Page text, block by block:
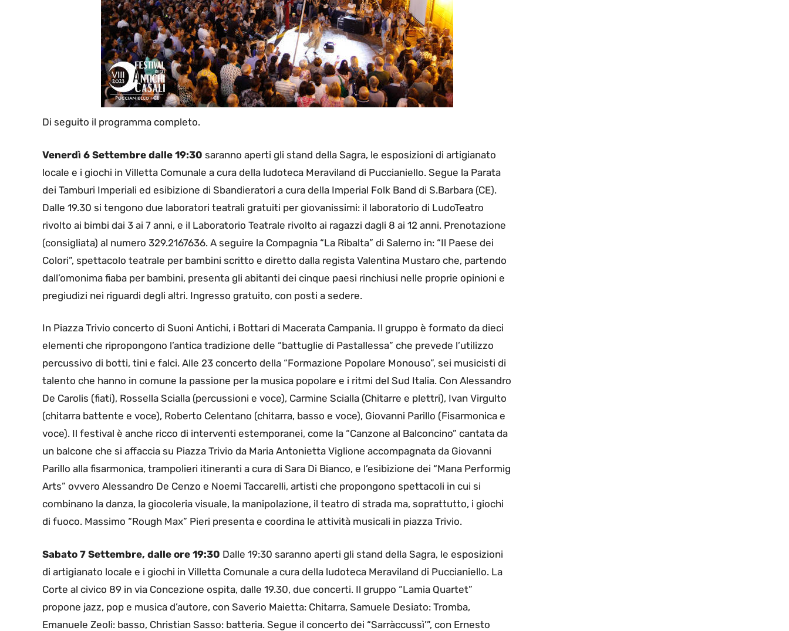
Di seguito il programma completo.
Venerdì 6 Settembre dalle 19:30 saranno aperti gli stand della Sagra, le esposizioni di artigianato
locale e i giochi in Villetta Comunale a cura della ludoteca Meraviland di Puccianiello. Segue la Parata
dei Tamburi Imperiali ed esibizione di Sbandieratori a cura della Imperial Folk Band di S.Barbara (CE).
Dalle 19.30 si tengono due laboratori teatrali gratuiti per giovanissimi: il laboratorio di LudoTeatro
rivolto ai bimbi dai 3 ai 7 anni, e il Laboratorio Teatrale rivolto ai ragazzi dagli 8 ai 12 anni. Prenotazione
(consigliata) al numero 329.2167636. A seguire la Compagnia “La Ribalta” di Salerno in: “Il Paese dei
Colori”, spettacolo teatrale per bambini scritto e diretto dalla regista Valentina Mustaro che, partendo
dall’omonima fiaba per bambini, presenta gli abitanti dei cinque paesi rinchiusi nelle proprie opinioni e
pregiudizi nei riguardi degli altri. Ingresso gratuito, con posti a sedere.
In Piazza Trivio concerto di Suoni Antichi, i Bottari di Macerata Campania. Il gruppo è formato da dieci
elementi che ripropongono l’antica tradizione delle “battuglie di Pastallessa” che prevede l’utilizzo
percussivo di botti, tini e falci. Alle 23 concerto della “Formazione Popolare Monouso”, sei musicisti di
talento che hanno in comune la passione per la musica popolare e i ritmi del Sud Italia. Con Alessandro
De Carolis (fiati), Rossella Scialla (percussioni e voce), Carmine Scialla (Chitarre e plettri), Ivan Virgulto
(chitarra battente e voce), Roberto Celentano (chitarra, basso e voce), Giovanni Parillo (Fisarmonica e
voce). Il festival è anche ricco di interventi estemporanei, come la “Canzone al Balconcino” cantata da
un balcone che si affaccia su Piazza Trivio da Maria Antonietta Viglione accompagnata da Giovanni
Parillo alla fisarmonica, trampolieri itineranti a cura di Sara Di Bianco, e l’esibizione dei “Mana Performig
Arts” ovvero Alessandro De Cenzo e Noemi Taccarelli, artisti che propongono spettacoli in cui si
combinano la danza, la giocoleria visuale, la manipolazione, il teatro di strada ma, soprattutto, i giochi
di fuoco. Massimo “Rough Max” Pieri presenta e coordina le attività musicali in piazza Trivio.
Sabato 7 Settembre, dalle ore 19:30 Dalle 19:30 saranno aperti gli stand della Sagra, le esposizioni
di artigianato locale e i giochi in Villetta Comunale a cura della ludoteca Meraviland di Puccianiello. La
Corte al civico 89 in via Concezione ospita, dalle 19.30, due concerti. Il gruppo “Lamia Quartet”
propone jazz, pop e musica d’autore, con Saverio Maietta: Chitarra, Samuele Desiato: Tromba,
Emanuele Zeoli: basso, Christian Sasso: batteria. Segue il concerto dei “Sarràccussì’”, con Ernesto